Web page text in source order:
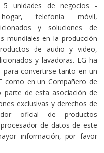
unidades de negocios -
telefonía móvil,
y soluciones de
mundiales en la producción
de audio y video,
y lavadoras. LG ha
convertirse tanto en un
como en un Compañero de
parte de esta asociación de
exclusivas y derechos de
oficial de productos
de datos de este
información, por favor